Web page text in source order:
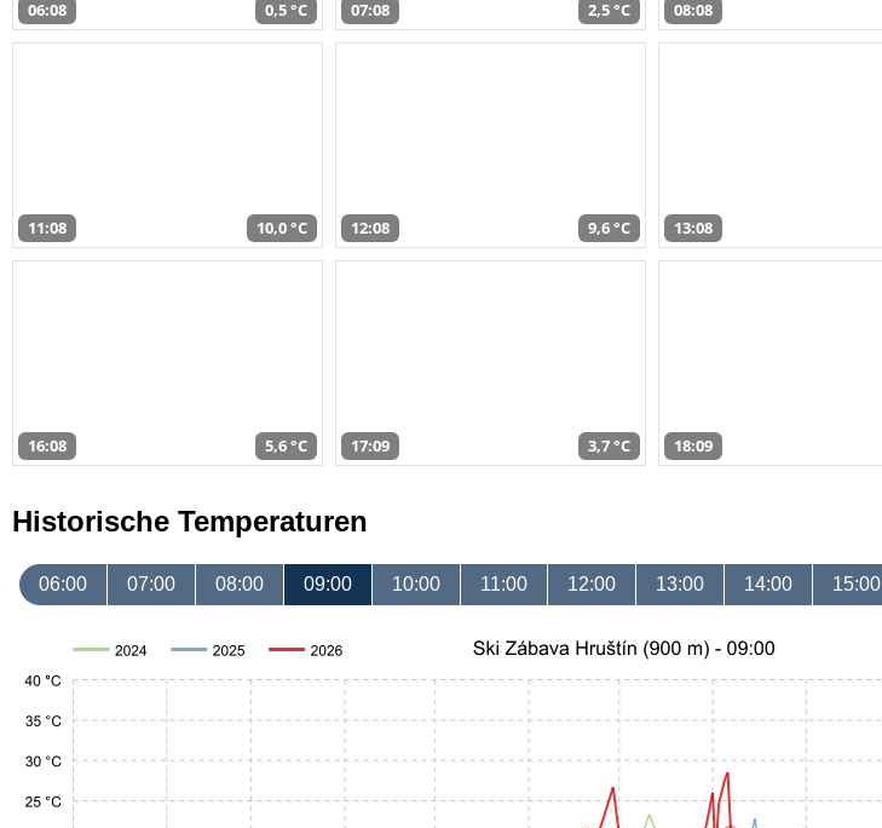
06:08 0,5 °C 07:08 2,5 °C 08:08
11:08 10,0 °C 12:08 9,6 °C 13:08
16:08 5,6 °C 17:09 3,7 °C 18:09
Historische Temperaturen
06:00 07:00 08:00 09:00 10:00 11:00 12:00 13:00 14:00 15:00